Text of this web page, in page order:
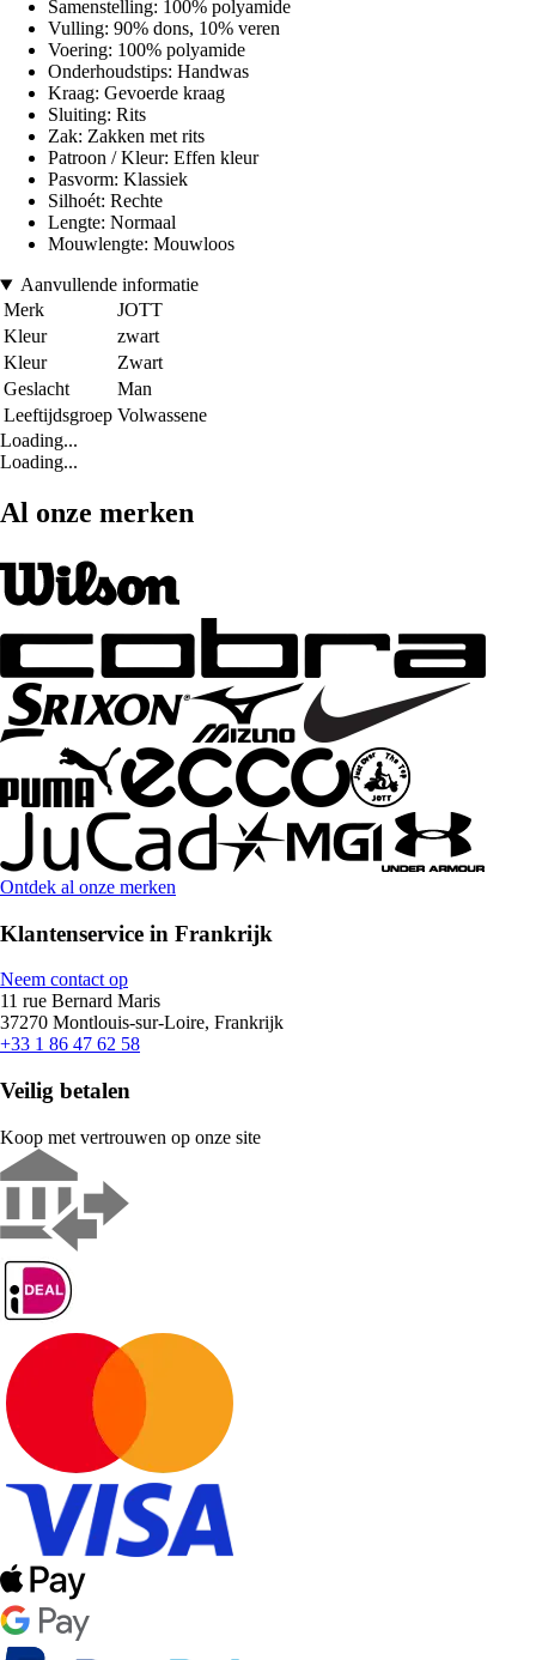
Samenstelling: 100% polyamide
Vulling: 90% dons, 10% veren
Voering: 100% polyamide
Onderhoudstips: Handwas
Kraag: Gevoerde kraag
Sluiting: Rits
Zak: Zakken met rits
Patroon / Kleur: Effen kleur
Pasvorm: Klassiek
Silhoét: Rechte
Lengte: Normaal
Mouwlengte: Mouwloos
Aanvullende informatie
Merk
JOTT
Kleur
zwart
Kleur
Zwart
Geslacht
Man
Leeftijdsgroep Volwassene
Loading...
Loading...
Al onze merken
Ontdek al onze merken
Klantenservice in Frankrijk
Neem contact op
11 rue Bernard Maris
37270 Montlouis-sur-Loire, Frankrijk
+33 1 86 47 62 58
Veilig betalen
Koop met vertrouwen op onze site